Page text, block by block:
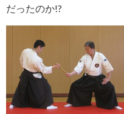
だったのか!?